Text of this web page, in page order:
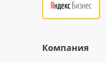
Компания